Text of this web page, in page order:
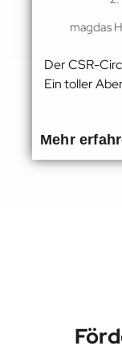
magdas
Der CSR-
Ein toller
Mehr